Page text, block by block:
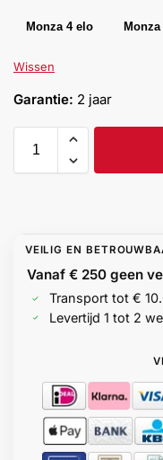
Monza 4 elo Monza
Wissen
Garantie: 2 jaar
VEILIG EN
Vanaf € 250 geen
Transport tot €
Levertijd 1 tot 2